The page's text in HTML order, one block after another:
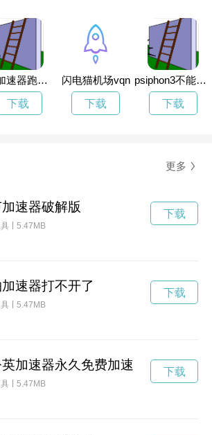
sky加速器跑路了
下载
闪电猫机场vqn
下载
psiphon3不能用了
下载
更多
速器破解版
5.47MB
下载
速器打不开了
5.47MB
下载
加速器永久免费加速
5.47MB
下载